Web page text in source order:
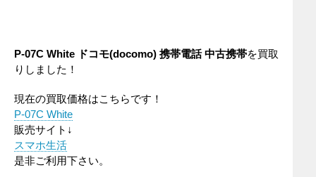
P-07C White ドコモ(docomo) 携帯電話中古携帯を買取
りしました！
現在の買取価格はこちらです！
P-07C White
販売サイト↓
スマホ生活
是非ご利用下さい。